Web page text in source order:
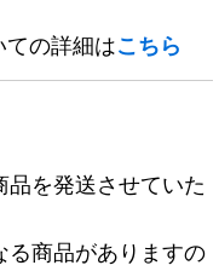
の詳細はこちら
を発送させていた
る商品がありますの